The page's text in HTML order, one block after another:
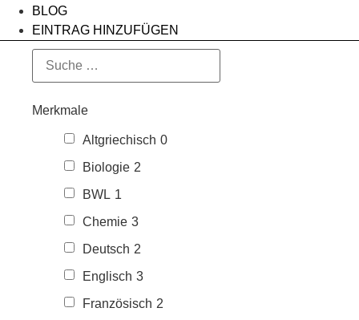
BLOG
EINTRAG HINZUFÜGEN
Merkmale
Altgriechisch 0
Biologie 2
BWL 1
Chemie 3
Deutsch 2
Englisch 3
Französisch 2